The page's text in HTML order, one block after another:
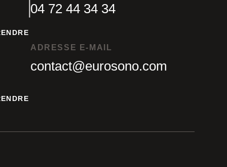
04 72 44 34 34
ADRESSE E-MAIL
contact@eurosono.com